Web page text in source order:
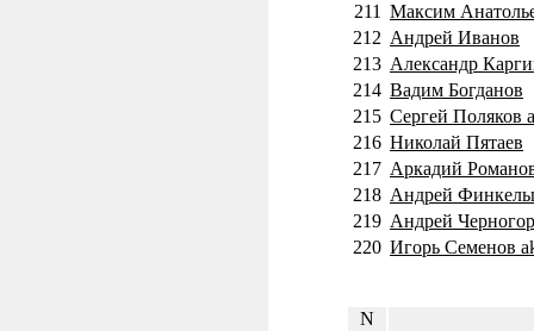
211 Максим
212 Андрей Иванов
213 Александр
214 Вадим Богданов
215 Сергей Поляков
216 Николай Пятаев
217 Аркадий
218 Андрей
219 Андрей
220 Игорь Семенов
N